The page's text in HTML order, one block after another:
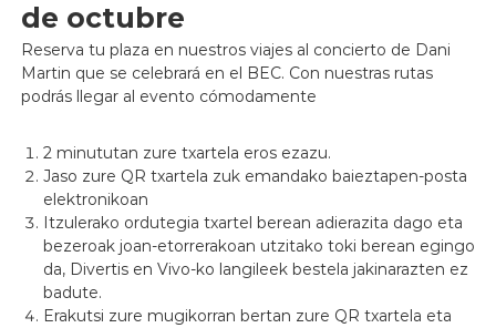
de octubre
Reserva tu plaza en nuestros viajes al concierto de Dani
Martin que se celebrará en el BEC. Con nuestras rutas
podrás llegar al evento cómodamente
2 minututan zure txartela eros ezazu.
Jaso zure QR txartela zuk emandako baieztapen-posta
elektronikoan
Itzulerako ordutegia txartel berean adierazita dago eta
bezeroak joan-etorrerakoan utzitako toki berean egingo
da, Divertis en Vivo-ko langileek bestela jakinarazten ez
badute.
Erakutsi zure mugikorran bertan zure QR txartela eta